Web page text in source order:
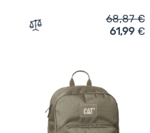
Zum Vergleich
68,87€
61,99 €